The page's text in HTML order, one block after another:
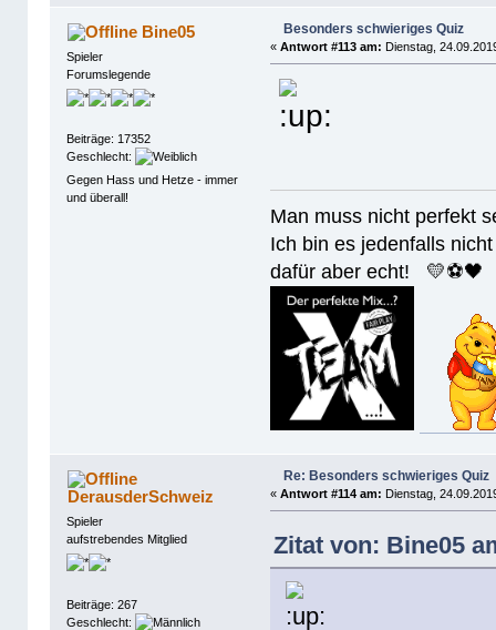
Bine05
Spieler
Forumslegende
Beiträge: 17352
Geschlecht:
Gegen Hass und Hetze - immer
und überall!
Besonders schwieriges Quiz
«Antwort #113 am: Dienstag,
Man muss nicht
Ich bin es jedenfalls
dafür aber echt! 💛⚽️🖤
DerausderSchweiz
Spieler
aufstrebendes Mitglied
Beiträge: 267
Geschlecht:
Re: Besonders schwieriges Quiz
«Antwort #114 am: Dienstag,
Zitat von: Bine05